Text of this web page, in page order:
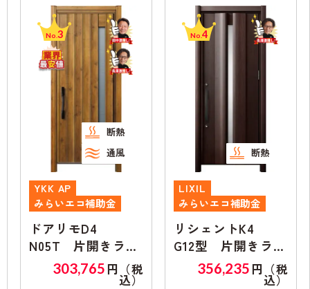
No. 3
断熱
通風
YKK AP
みらいエコ補助金
ドアリモD4
N05T 片開きラン
マ無し303,765 円（税
込）
No. 4
断熱
LIXIL
みらいエコ補助金
リシェントK4
G12型 片開きラン
マ無し356,235 円（税
込）